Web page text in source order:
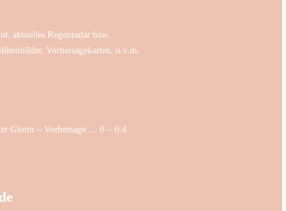
aktuelles Regenradar bzw.
Vorhersagekarten, u.v.m.
Glonn – Vorhersage … 0 – 0.4